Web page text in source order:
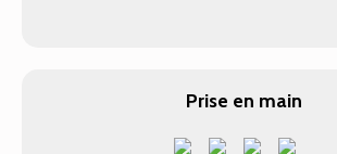
Prise en main